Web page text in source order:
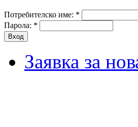
Потребителско име: *
Парола: *
Заявка за